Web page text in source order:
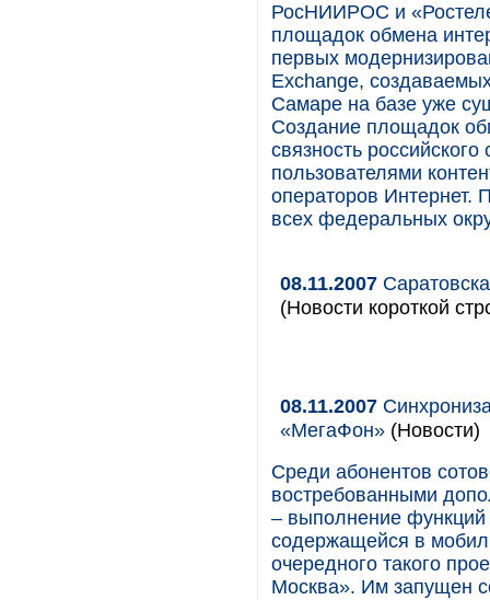
РосНИИРОС и
площадок обмена
первых
Exchange,
Самаре на базе уже
Создание площадок
связность
пользователями
операторов Интернет.
всех федеральных
08.11.2007
(Новости короткой
08.11.2007
«МегаФон» (Новости)
Среди абонентов
востребованными
– выполнение
содержащейся в
очередного такого
Москва». Им запущен